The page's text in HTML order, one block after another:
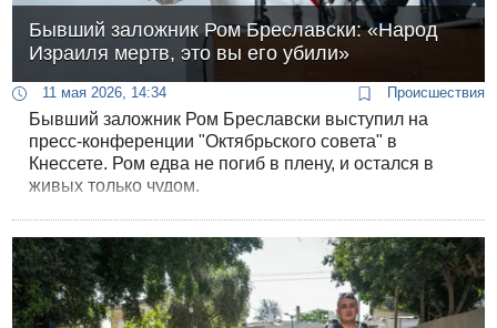
Бывший заложник Ром Бреславски: «Народ
Израиля мертв, это вы его убили»
11 мая 2026, 14:34 Происшествия
Бывший заложник Ром Бреславски выступил на
пресс-конференции "Октябрьского совета" в
Кнессете. Ром едва не погиб в плену, и остался в
живых только чудом.